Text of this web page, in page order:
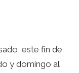
este fin de
y domingo al